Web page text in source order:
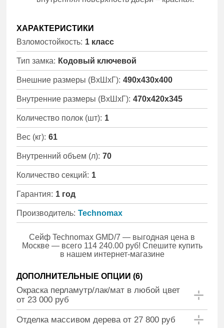
ХАРАКТЕРИСТИКИ
Взломостойкость: 1 класс
Тип замка: Кодовый ключевой
Внешние размеры (ВхШхГ): 490x430x400
Внутренние размеры (ВхШхГ): 470x420x345
Количество полок (шт): 1
Вес (кг): 61
Внутренний объем (л): 70
Количество секций: 1
Гарантия: 1 год
Производитель: Technomax
Сейф Technomax GMD/7 — выгодная цена в
Москве — всего 114 240.00 руб! Спешите купить
в нашем интернет-магазине
ДОПОЛНИТЕЛЬНЫЕ ОПЦИИ (6)
Окраска перламутр/лак/мат в любой цвет
от 23 000 руб
Отделка массивом дерева от 27 800 руб